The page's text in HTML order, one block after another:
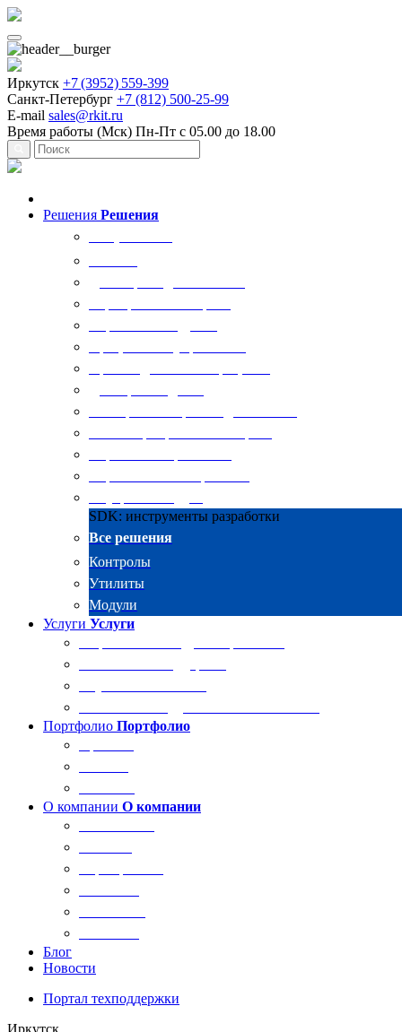
Иркутск +7 (3952) 559-399
Санкт-Петербург +7 (812) 500-25-99
E-mail sales@rkit.ru
Время работы (Мск) Пн-Пт с 05.00 до 18.00
Решения Решения
SDK: инструменты разработки
Все решения
Контролы
Утилиты
Модули
Услуги Услуги
Портфолио Портфолио
О компании О компании
Блог
Новости
Портал техподдержки
Иркутск